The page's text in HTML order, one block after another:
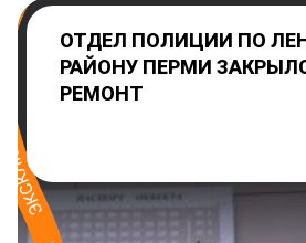
ОТДЕЛ ПОЛИЦИИ ПО
РАЙОНУ ПЕРМИ
РЕМОНТ